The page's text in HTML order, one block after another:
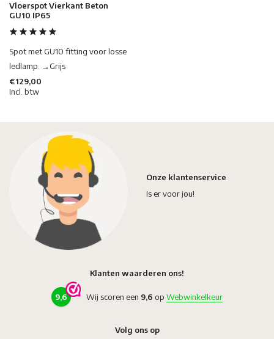
Vloerspot Vierkant Beton
GU10 IP65
Spot met GU10 fitting voor losse
ledlamp. →Grijs
€129,00
Incl. btw
Onze klantenservice
Is er voor jou!
Klanten waarderen ons!
9,6 Wij scoren een 9,6 op Webwinkelkeur
Volg ons op